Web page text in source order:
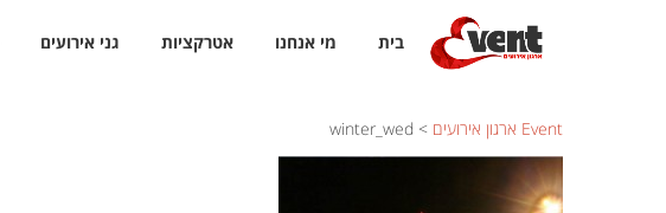
בית מי אנחנו אטרקציות גני אירועים
Event ארגון אירועים >
winter_wed